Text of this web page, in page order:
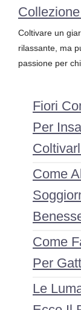
Coltivare un
rilassante, ma
passione per
Fiori
Per
Come
Come
Per
Le